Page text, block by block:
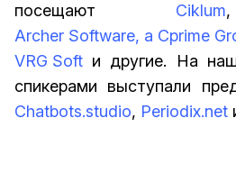
посещают Ciklum
Archer Software, a Cprime
VRG Soft и другие. На
спикерами выступали
Chatbots.studio, Periodix.net